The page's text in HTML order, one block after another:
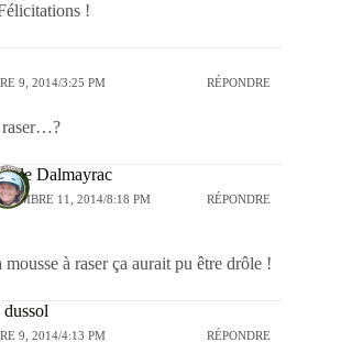
!
9, 2014/3:25 PM RÉPONDRE
raser…?
Dalmayrac
11, 2014/8:18 PM RÉPONDRE
à raser ça aurait pu être drôle !
9, 2014/4:13 PM RÉPONDRE